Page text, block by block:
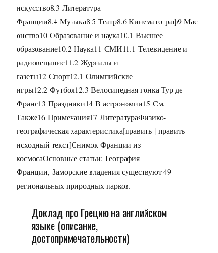
искусство8.3 Литература
Франции8.4 Музыка8.5 Театр8.6 Кинематограф9 Мас
онство10 Образование и наука10.1 Высшее
образование10.2 Наука11 СМИ11.1 Телевидение и
радиовещание11.2 Журналы и
газеты12 Спорт12.1 Олимпийские
игры12.2 Футбол12.3 Велосипедная гонка Тур де
Франс13 Праздники14 В астрономии15 См.
Также16 Примечания17 ЛитератураФизико-
географическая характеристика[править | править
исходный текст]Снимок Франции из
космосаОсновные статьи: География
Франции, Заморские владения существуют 49
региональных природных парков.
Доклад про Грецию на английском
языке (описание,
достопримечательности)